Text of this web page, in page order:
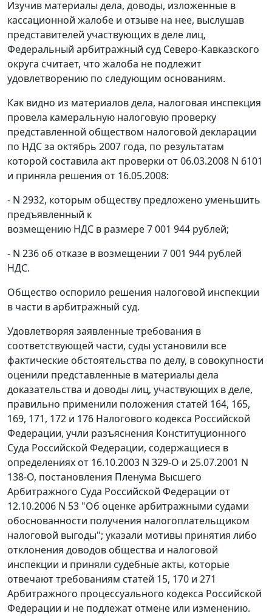
Изучив материалы дела, доводы, изложенные в
кассационной жалобе и отзыве на нее, выслушав
представителей участвующих в деле лиц,
Федеральный арбитражный суд Северо-Кавказского
округа считает, что жалоба не подлежит
удовлетворению по следующим основаниям.
Как видно из материалов дела, налоговая инспекция
провела камеральную налоговую проверку
представленной обществом налоговой декларации
по НДС за октябрь 2007 года, по результатам
которой составила акт проверки от 06.03.2008 N 6101
и приняла решения от 16.05.2008:
- N 2932, которым обществу предложено уменьшить
предъявленный к
возмещению НДС в размере 7 001 944 рублей;
- N 236 об отказе в возмещении 7 001 944 рублей
НДС.
Общество оспорило решения налоговой инспекции
в части в арбитражный суд.
Удовлетворяя заявленные требования в
соответствующей части, суды установили все
фактические обстоятельства по делу, в совокупности
оценили представленные в материалы дела
доказательства и доводы лиц, участвующих в деле,
правильно применили положения статей 164, 165,
169, 171, 172 и 176 Налогового кодекса Российской
Федерации, учли разъяснения Конституционного
Суда Российской Федерации, содержащиеся в
определениях от 16.10.2003 N 329-О и 25.07.2001 N
138-О, постановления Пленума Высшего
Арбитражного Суда Российской Федерации от
12.10.2006 N 53 "Об оценке арбитражными судами
обоснованности получения налогоплательщиком
налоговой выгоды"; указали мотивы принятия либо
отклонения доводов общества и налоговой
инспекции и приняли судебные акты, которые
отвечают требованиям статей 15, 170 и 271
Арбитражного процессуального кодекса Российской
Федерации и не подлежат отмене или изменению.